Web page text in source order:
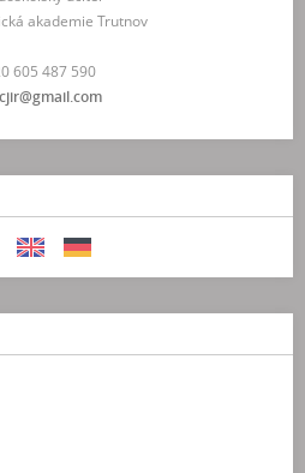
akademie Trutnov
605 487 590